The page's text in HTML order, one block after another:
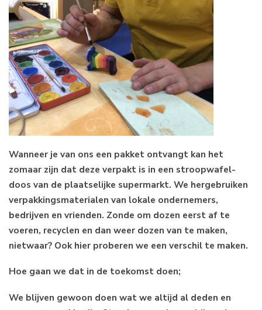
Wanneer je van ons een pakket ontvangt kan het
zomaar zijn dat deze verpakt is in een stroopwafel-
doos van de plaatselijke supermarkt. We hergebruiken
verpakkingsmaterialen van lokale ondernemers,
bedrijven en vrienden. Zonde om dozen eerst af te
voeren, recyclen en dan weer dozen van te maken,
nietwaar? Ook hier proberen we een verschil te maken.
Hoe gaan we dat in de toekomst doen;
We blijven gewoon doen wat we altijd al deden en